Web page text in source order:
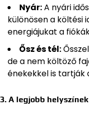
Nyár:A nyári
különösen a költési
energiájukat a
Ősz és tél:
de a nem költöző
énekekkel is tartják
3. A legjobb